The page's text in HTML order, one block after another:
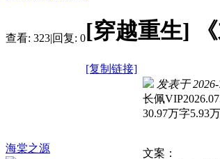
查看: 323|回复: 0[穿越重生]
[复制链接]
海棠之源
发表于
长佩
30.97万字5.93
文案：